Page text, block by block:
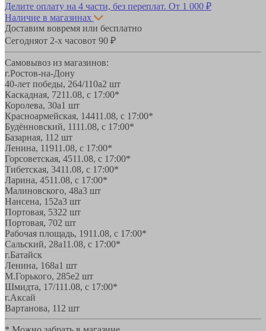
Делите оплату на 4 части, без переплат. От 1 000 ₽
Наличие в магазинах
Доставим вовремя или бесплатно
Сегодняот 2-х часовот 90 ₽
Самовывоз из магазинов:
г.Ростов-на-Дону
40-лет победы, 264/110а2 шт
Каскадная, 7211.08, с 17:00*
Королева, 30а1 шт
Красноармейская, 14411.08, с 17:00*
Будённовский, 1111.08, с 17:00*
Базарная, 11 2 шт
Ленина, 11911.08, с 17:00*
Горсоветская, 4511.08, с 17:00*
Тибетская, 3411.08, с 17:00*
Ларина, 4511.08, с 17:00*
Малиновского, 48а3 шт
Нансена, 152а3 шт
Портовая, 5322 шт
Портовая, 702 шт
Рабочая площадь, 1911.08, с 17:00*
Сальский, 28a11.08, с 17:00*
г.Батайск
Ленина, 168а1 шт
М.Горького, 285е2 шт
Шмидта, 17/111.08, с 17:00*
г.Аксай
Вартанова, 11 2 шт